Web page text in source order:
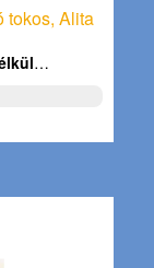
tokos, Alita
…